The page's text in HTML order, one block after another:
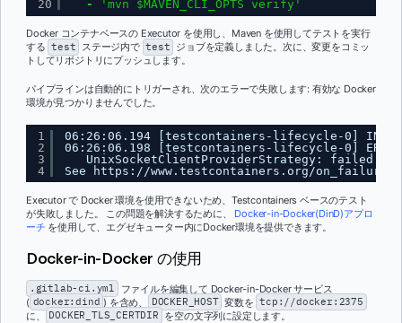
20
-
'mvn $MAVEN_CLI_OPTS verify'
Docker コンテナベースの Executor を使用し、Maven を使用してテストを実行
する test ステージ内で test ジョブを定義しました。次に、変更をコミッ
トしてリポジトリにプッシュします。
パイプラインは自動的にトリガーされ、次のエラーで失敗します: 有効な Docker
環境が見つかりませんでした。
1
2
3
4
06:26:06.194 [testcontainers-lifecycle-0]
06:26:06.198 [testcontainers-lifecycle-0]
UnixSocketClientProviderStrategy: failed
See
https://www.testcontainers.org/
Executor で Docker 環境を使用できないため、Testcontainers ベースのテスト
が失敗しました。 この問題を解決するために、 Docker-in-Docker(DinD)アプロ
ーチ を使用して、エグゼキューター内にDocker環境を提供できます。
Docker-in-Docker の使用
.gitlab-ci.yml
ファイルを編集して Docker-in-Docker サービス
( docker:dind ) を含め、 DOCKER_HOST 変数を tcp://docker:2375
に、
DOCKER_TLS_CERTDIR を空の文字列に設定します。